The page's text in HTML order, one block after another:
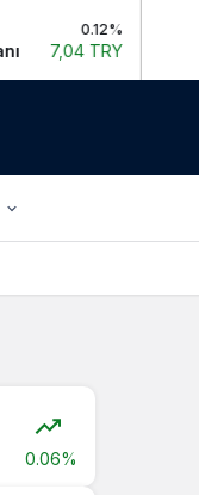
0.12%
7,04 TRY
0.06%